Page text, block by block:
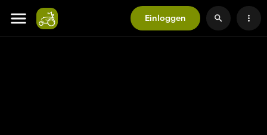
Einloggen